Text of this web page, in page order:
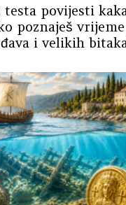
povijesti
poznaješ
i velikih